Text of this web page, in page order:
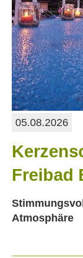
05.08.2026
Freibad
Atmosphäre